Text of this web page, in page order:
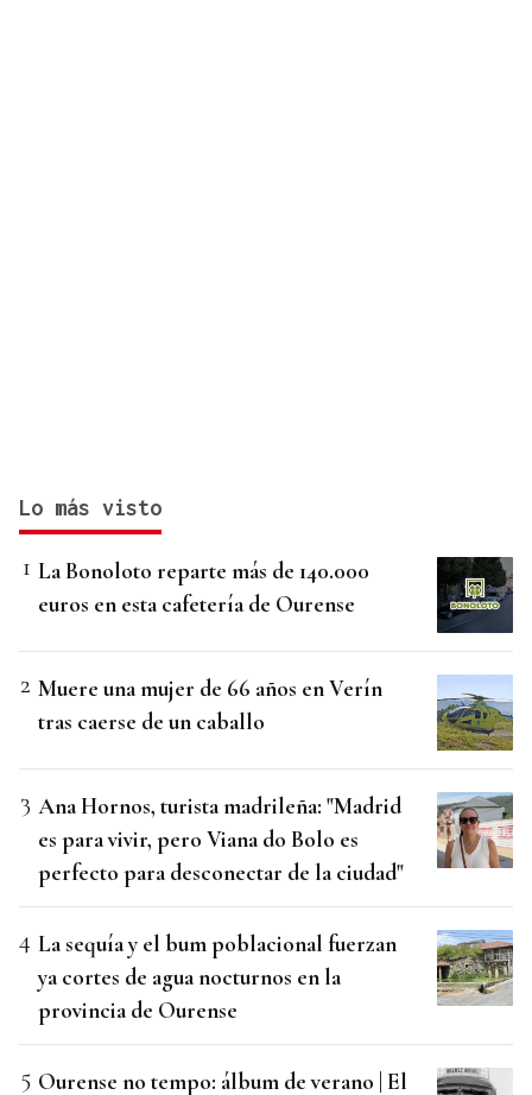
Lo más visto
La Bonoloto reparte más de 140.000
euros en esta cafetería de Ourense
Muere una mujer de 66 años en Verín
tras caerse de un caballo
Ana Hornos, turista madrileña: "Madrid
es para vivir, pero Viana do Bolo es
perfecto para desconectar de la ciudad"
La sequía y el bum poblacional fuerzan
ya cortes de agua nocturnos en la
provincia de Ourense
Ourense no tempo: álbum de verano | El